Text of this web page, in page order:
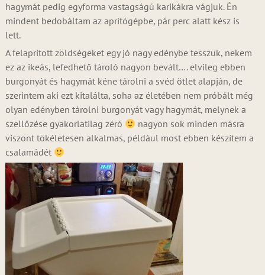
hagymát pedig egyforma vastagságú karikákra vágjuk. Én
mindent bedobáltam az aprítógépbe, pár perc alatt kész is
lett.
A felaprított zöldségeket egy jó nagy edénybe tesszük, nekem
ez az ikeás, lefedhető tároló nagyon bevált…. elvileg ebben
burgonyát és hagymát kéne tárolni a svéd ötlet alapján, de
szerintem aki ezt kitalálta, soha az életében nem próbált még
olyan edényben tárolni burgonyát vagy hagymát, melynek a
szellőzése gyakorlatilag zéró
nagyon sok minden másra
viszont tökéletesen alkalmas, például most ebben készítem a
csalamádét